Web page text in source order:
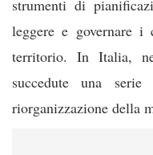
strumenti di
leggere e governare i
territorio. In Italia,
succedute una
riorganizzazione della